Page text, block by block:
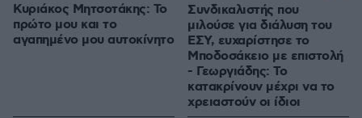
Κυριάκος Μητσοτάκης: Το
πρώτο μου και το
αγαπημένο μου αυτοκίνητο
Συνδικαλιστής που
μιλούσε για διάλυση του
ΕΣΥ, ευχαρίστησε το
Μποδοσάκειο με επιστολή
- Γεωργιάδης: Το
κατακρίνουν μέχρι να το
χρειαστούν οι ίδιοι